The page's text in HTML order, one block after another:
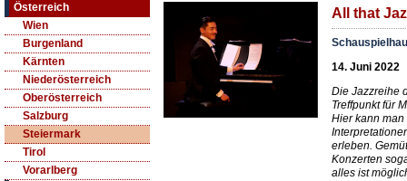
Österreich
Wien
Burgenland
Kärnten
Niederösterreich
Oberösterreich
Salzburg
Steiermark
Tirol
Vorarlberg
All that
14. Juni 2022
Die Jazzreihe
Treffpunkt für
Hier kann
erleben.
Konzerten
alles ist